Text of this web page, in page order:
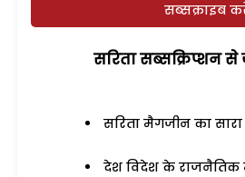
सब्सक्राइब
सरिता सब्सक्रिप्शन
सरिता मैगजीन का
देश विदेश के राजनैतिक